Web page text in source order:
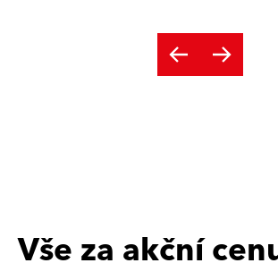
Vše za akční